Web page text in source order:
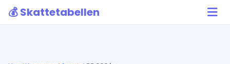
💰 Skattetabellen